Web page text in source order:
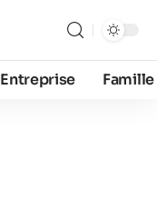
Entreprise Famille